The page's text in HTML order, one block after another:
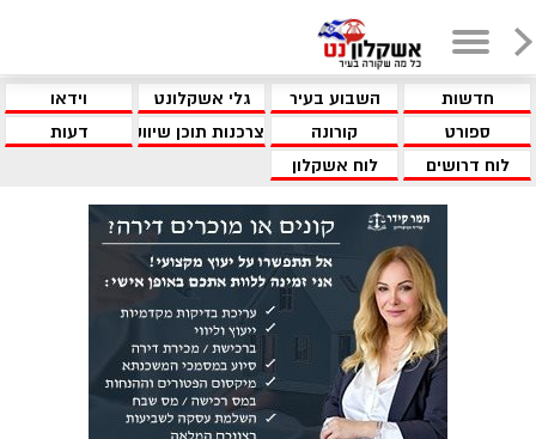
חדשות השבוע בעיר גלי אשקלונט
וידאו
ספורט
קורונה צרכנות תוכן שיווקי
דעות
לוח דרושים
לוח אשקלון